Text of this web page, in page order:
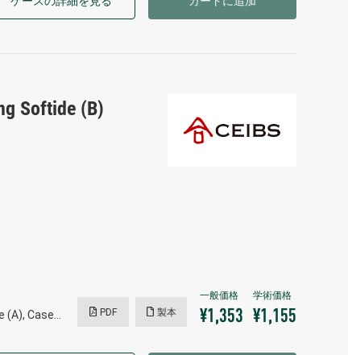
Softide (B)
(A), Case… PDF 製本 ¥1,353 ¥1,155